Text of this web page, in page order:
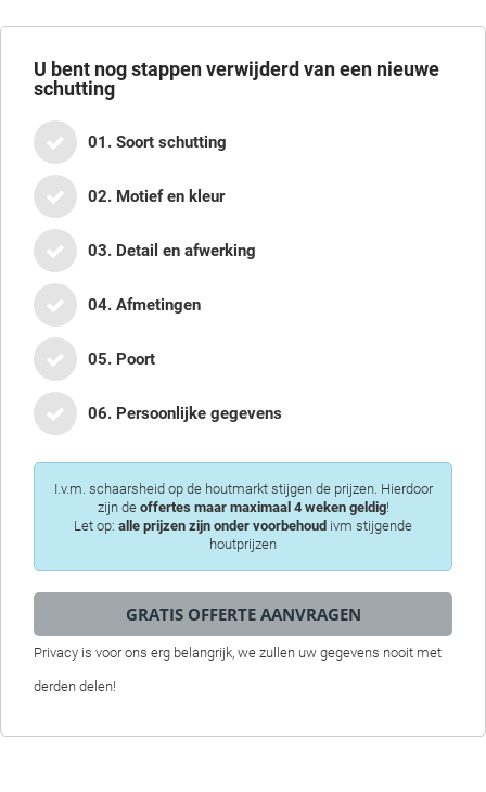
U bent nogstappen verwijderd van een nieuwe
schutting
01. Soort schutting
02. Motief en kleur
03. Detail en afwerking
04. Afmetingen
05. Poort
06. Persoonlijke gegevens
I.v.m. schaarsheid op de houtmarkt stijgen de prijzen. Hierdoor
zijn de offertes maar maximaal 4 weken geldig!
Let op: alle prijzen zijn onder voorbehoud ivm stijgende
houtprijzen
Privacy is voor ons erg belangrijk, we zullen uw gegevens nooit met
derden delen!